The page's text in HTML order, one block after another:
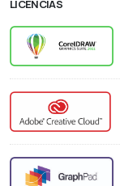
LICENCIAS